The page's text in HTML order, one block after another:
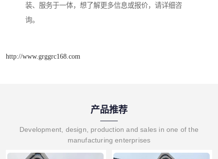
装、服务于一体，想了解更多信息或报价，请详细咨
询。
http://www.grggrc168.com
产品推荐
Development, design, production and sales in one of the
manufacturing enterprises